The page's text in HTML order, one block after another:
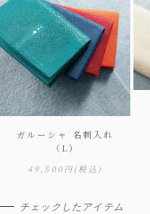
ガルーシャ 名刺入れ
（L）
49,500円(税込)
チェックしたアイテム